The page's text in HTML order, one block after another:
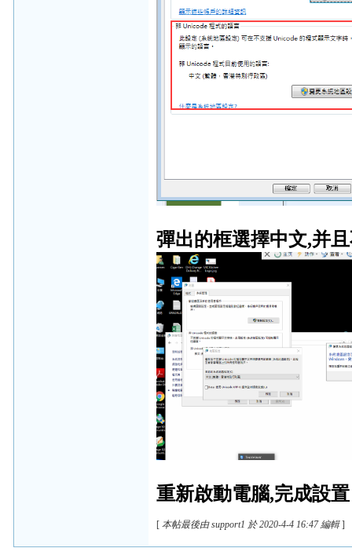
彈出的框選擇中文,并
重新啟動電腦,完成設置
[ 本帖最後由 support1 於 2020-4-4 16:47 編輯]